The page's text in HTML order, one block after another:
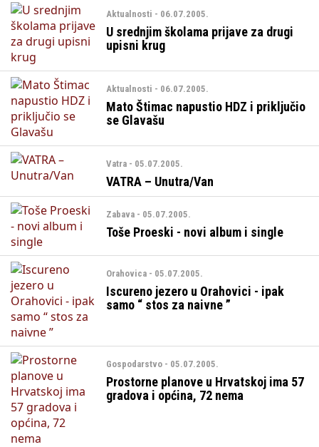
Aktualnosti - 06.07.2005.
U srednjim školama prijave za drugi
upisni krug
Aktualnosti - 06.07.2005.
Mato Štimac napustio HDZ i priključio
se Glavašu
Vatra - 05.07.2005.
VATRA – Unutra/Van
Zabava - 05.07.2005.
Toše Proeski - novi album i single
Orahovica - 05.07.2005.
Iscureno jezero u Orahovici - ipak
samo “ stos za naivne ”
Gospodarstvo - 05.07.2005.
Prostorne planove u Hrvatskoj ima 57
gradova i općina, 72 nema